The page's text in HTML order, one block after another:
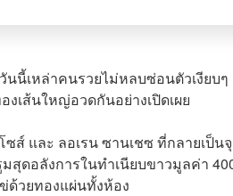
นนี้เหล่าคนรวยไม่หลบซ่อนตัวเงียบ
เส้นใหญ่อวดกันอย่างเปิดเผย
ซส์ และ ลอเรน ซานเชซ ที่กลายเป็
สุดอลังการในทำเนียบขาวมูลค่า
ด้วยทองแผ่นทั้งห้อง